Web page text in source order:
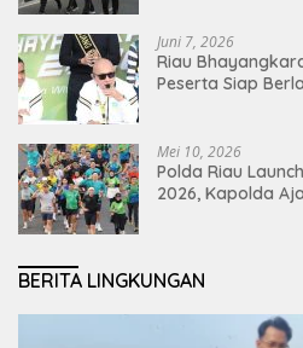
Juni 7, 2026
Riau
Peserta Siap
Mei 10, 2026
Polda Riau
2026, Kapolda
BERITA LINGKUNGAN